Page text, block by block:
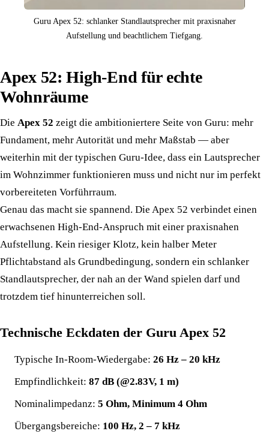
Guru Apex 52: schlanker Standlautsprecher mit praxisnaher
Aufstellung und beachtlichem Tiefgang.
Apex 52: High-End für echte
Wohnräume
Die Apex 52 zeigt die ambitioniertere Seite von Guru: mehr
Fundament, mehr Autorität und mehr Maßstab — aber
weiterhin mit der typischen Guru-Idee, dass ein Lautsprecher
im Wohnzimmer funktionieren muss und nicht nur im perfekt
vorbereiteten Vorführraum.
Genau das macht sie spannend. Die Apex 52 verbindet einen
erwachsenen High-End-Anspruch mit einer praxisnahen
Aufstellung. Kein riesiger Klotz, kein halber Meter
Pflichtabstand als Grundbedingung, sondern ein schlanker
Standlautsprecher, der nah an der Wand spielen darf und
trotzdem tief hinunterreichen soll.
Technische Eckdaten der Guru Apex 52
Typische In-Room-Wiedergabe: 26 Hz – 20 kHz
Empfindlichkeit: 87 dB (@2.83V, 1 m)
Nominalimpedanz: 5 Ohm, Minimum 4 Ohm
Übergangsbereiche: 100 Hz, 2 – 7 kHz